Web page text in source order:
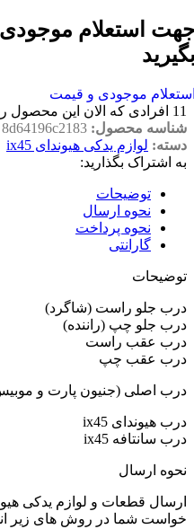
استعلام
موجودی و قیمت
11 افرادی که الان این محصول
شناسه محصول: 8d64196c2183
دسته: لوازم یدکی هیوندای ix45
به اشتراک بگذارید:
توضیحات
نحوه ارسال
نحوه پرداخت
گارانتی
توضیحات
درب جلو راست (شاگرد)
درب جلو چپ (راننده)
درب عقب راست
درب عقب چپ
درب اصلی (جنیون پارت و
درب هیوندای ix45
درب سانتافه ix45
نحوه ارسال
ارسال قطعات و لوازم یدکی
خواست شما در روش های زیر